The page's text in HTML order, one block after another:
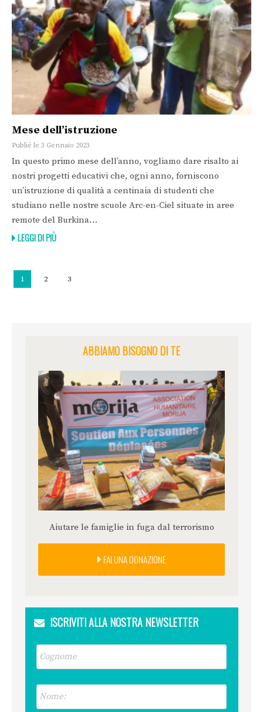
Mese dell’istruzione
Publié le 3 Gennaio 2023
In questo primo mese dell’anno, vogliamo dare risalto ai
nostri progetti educativi che, ogni anno, forniscono
un’istruzione di qualità a centinaia di studenti che
studiano nelle nostre scuole Arc-en-Ciel situate in aree
remote del Burkina…
LEGGI DI PIÙ
Navigazione
articoli
Page
1 Page
2 Page
3
ABBIAMO BISOGNO DI TE
Aiutare le famiglie in fuga dal terrorismo
FAI UNA DONAZIONE
ISCRIVITI ALLA NOSTRA NEWSLETTER